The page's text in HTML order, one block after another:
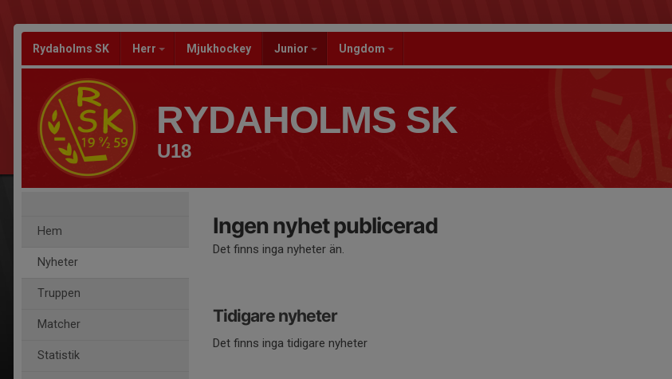
Rydaholms SK Herr Mjukhockey Junior Ungdom
RYDAHOLMS SK
U18
Hem
Nyheter
Truppen
Matcher
Statistik
Ingen nyhet publicerad
Det finns inga nyheter än.
Tidigare nyheter
Det finns inga tidigare nyheter